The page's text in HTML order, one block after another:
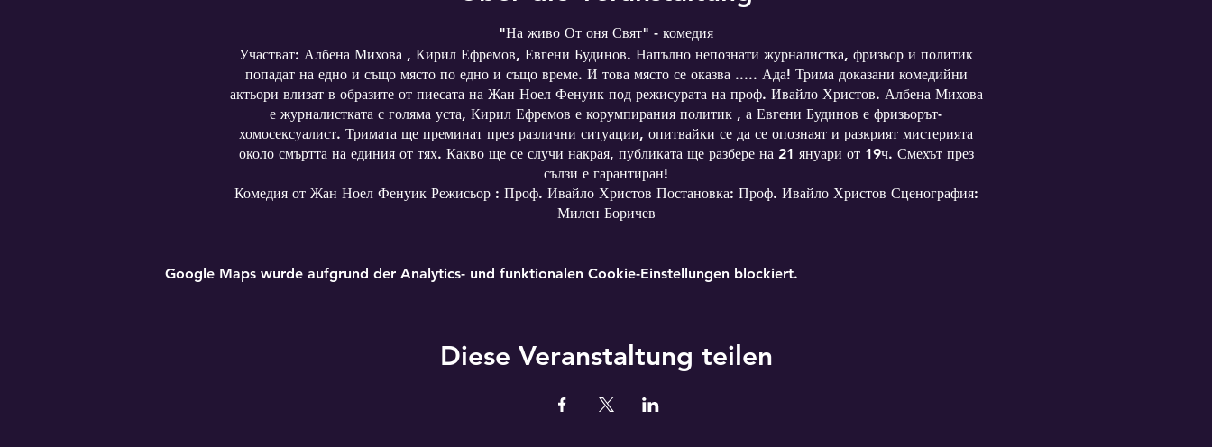
"На живо От оня Свят" - комедия
Участват: Албена Михова , Кирил Ефремов, Евгени Будинов. Напълно непознати журналистка, фризьор и политик
попадат на едно и също място по едно и също време. И това място се оказва ..... Ада! Трима доказани комедийни
актьори влизат в образите от пиесата на Жан Ноел Фенуик под режисурата на проф. Ивайло Христов. Албена Михова
е журналистката с голяма уста, Кирил Ефремов е корумпирания политик , а Евгени Будинов е фризьорът-
хомосексуалист. Тримата ще преминат през различни ситуации, опитвайки се да се опознаят и разкрият мистерията
около смъртта на единия от тях. Какво ще се случи накрая, публиката ще разбере на 21 януари от 19ч. Смехът през
сълзи е гарантиран!
Комедия от Жан Ноел Фенуик Режисьор : Проф. Ивайло Христов Постановка: Проф. Ивайло Христов Сценография:
Милен Боричев
Google Maps wurde aufgrund der Analytics- und funktionalen Cookie-Einstellungen blockiert.
Diese Veranstaltung teilen